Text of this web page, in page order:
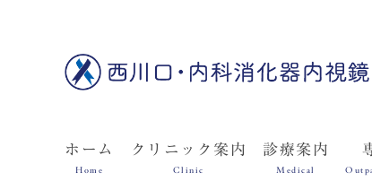
ホーム
Home
クリニック案内
Clinic
診療案内
Medical